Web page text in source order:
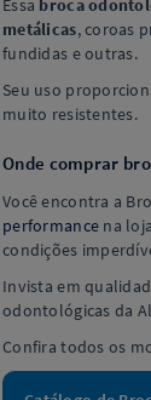
Essa broca
metálicas, coroas
fundidas e outras.
Seu uso
muito resistentes.
Onde comprar
Você encontra a
performance na
condições
Invista em
odontológicas da
Confira todos os